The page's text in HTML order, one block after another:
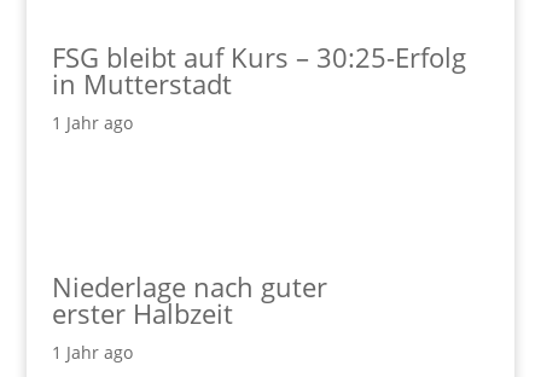
FSG bleibt auf Kurs – 30:25-Erfolg
in Mutterstadt
1 Jahr ago
Niederlage nach guter
erster Halbzeit
1 Jahr ago